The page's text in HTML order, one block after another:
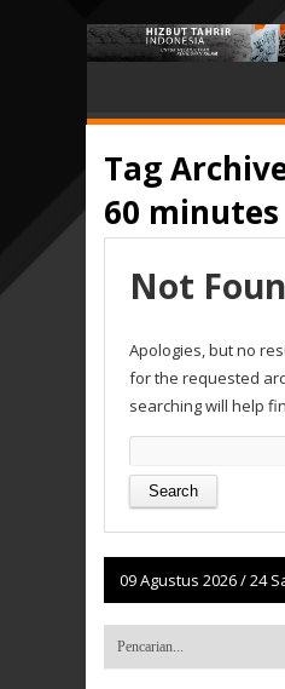
Tag
60
Not
Apologies, but no
for the requested
searching will help
for:
09 Agustus 2026/24